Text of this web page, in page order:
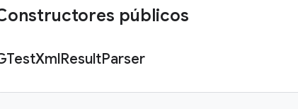
públicos
XmlResultParser